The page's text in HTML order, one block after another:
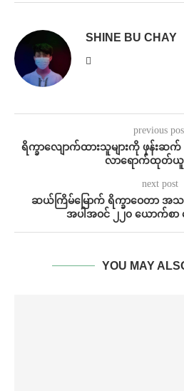
SHINE BU CHAY
previous
ရိက္ခာလျောက်ထားသူများကို ဖုန်းဆက်
လာရောက်ထုတ်ယူနို
next post
ဆယ်ကြိမ်မြောက် ရိက္ခာဝေတာ
အပါအဝင် ၂၂၀ ယောက်စာ
YOU MAY